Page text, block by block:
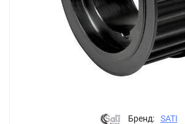
Бренд: SATI